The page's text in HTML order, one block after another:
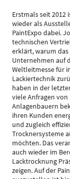
Erstmals seit 2012
wieder als
PaintExpo dabei.
technischen
erklärt, warum das
Unternehmen auf
Weltleitmesse für
Lackiertechnik
haben in der
viele Anfragen von
Anlagenbauern
ihren Kunden
und zugleich
Trocknersysteme
möchten. Das
auch wieder im
Lacktrocknung
zeigen. Auf der